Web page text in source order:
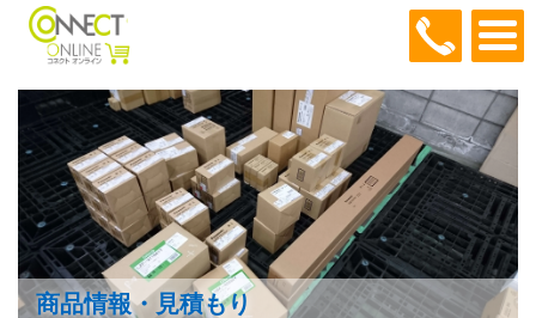
048-
商品情報・見積もり